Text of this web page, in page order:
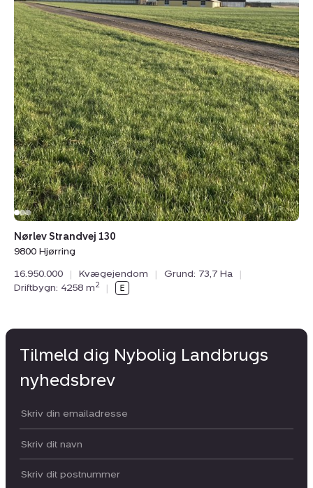
Nørlev Strandvej 130
9800 Hjørring
16.950.000
| Kvægejendom | Grund: 73,7 Ha
|
Driftbygn: 4258 m2 |
Tilmeld dig Nybolig Landbrugs
nyhedsbrev
Din email:
Dit navn:
Postnummer